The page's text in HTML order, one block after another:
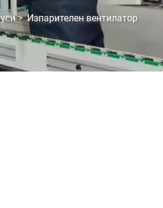
>Изпарителен вентилатор